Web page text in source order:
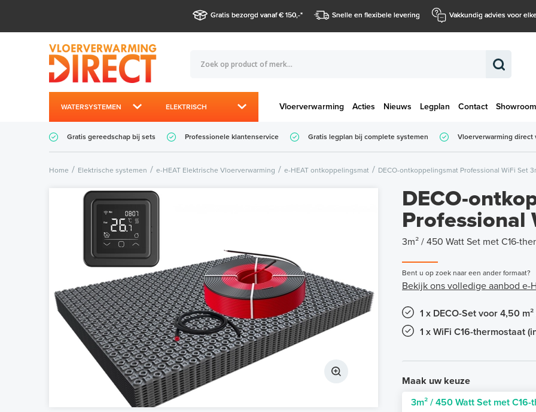
Gratis bezorgd vanaf € 150,-* Snelle en flexibele levering Vakkundig advies voor
WATERSYSTEMEN ELEKTRISCH Vloerverwarming Acties Nieuws Legplan Contact Showroom
Totaalbedrag (incl. BTW)
Gratis gereedschap bij sets Professionele klantenservice Gratis legplan bij complete systemen Vloerverwarming direct
Home Elektrische systemen e-HEAT Elektrische Vloerverwarming e-HEAT ontkoppelingsmat DECO-ontkoppelingsmat Professional WiFi Set
DECO-
Professional
3m² / 450 Watt Set met C16-
Bent u op zoek naar een ander formaat?
Bekijk ons volledige aanbod e-
1 x DECO-Set voor 4,50
1 x WiFi C16-thermostaat
Maak uw keuze
3m² / 450 Watt Set met